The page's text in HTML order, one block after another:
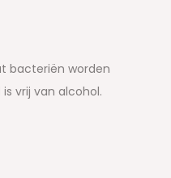
bacteriën worden
vrij van alcohol.